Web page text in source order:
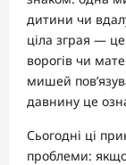
дитини чи
ціла зграя —
ворогів чи
мишей
давнину це
Сьогодні ці
проблеми: